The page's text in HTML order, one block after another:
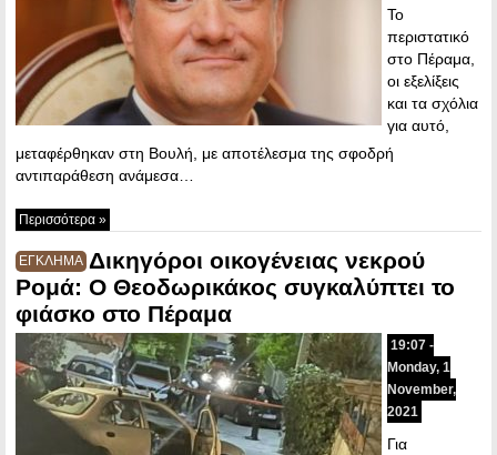
Το
περιστατικό
στο Πέραμα,
οι εξελίξεις
και τα σχόλια
για αυτό,
μεταφέρθηκαν στη Βουλή, με αποτέλεσμα της σφοδρή
αντιπαράθεση ανάμεσα…
Περισσότερα »
ΕΓΚΛΗΜΑ Δικηγόροι οικογένειας νεκρού
Ρομά: Ο Θεοδωρικάκος συγκαλύπτει το
φιάσκο στο Πέραμα
19:07 -
Monday, 1
November,
2021
Για